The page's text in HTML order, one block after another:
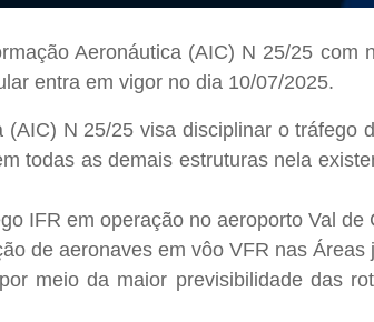
Aeronáutica (AIC) N 25/25
entra em vigor no dia 10/07/2025.
N 25/25 visa disciplinar o
todas as demais estruturas nela
IFR em operação no aeroporto Val
de aeronaves em vôo VFR nas
meio da maior previsibilidade das